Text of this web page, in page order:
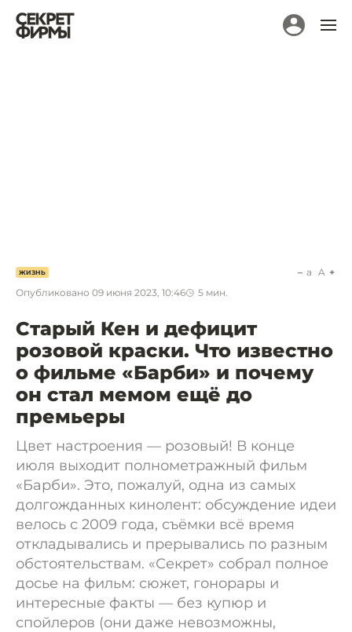
ЖИЗНЬ
Опубликовано 09 июня 2023, 10:46 5 мин.
a A
Старый Кен и дефицит
розовой краски. Что известно
о фильме «Барби» и почему
он стал мемом ещё до
премьеры
Цвет настроения — розовый! В конце
июля выходит полнометражный фильм
«Барби». Это, пожалуй, одна из самых
долгожданных кинолент: обсуждение идеи
велось с 2009 года, съёмки всё время
откладывались и прерывались по разным
обстоятельствам. «Секрет» собрал полное
досье на фильм: сюжет, гонорары и
интересные факты — без купюр и
спойлеров (они даже невозможны,